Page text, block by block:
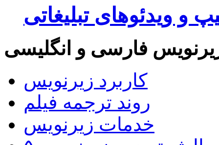
و ویدئوهای تبلیغاتی
فارسی و انگلیسی
کاربرد زیرنویس
روند ترجمه فیلم
خدمات زیرنویس